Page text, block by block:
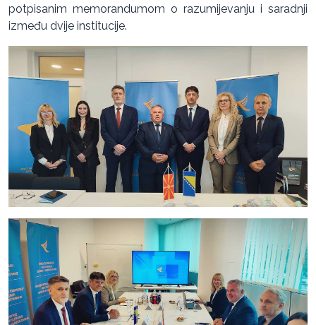
potpisanim memorandumom o razumijevanju i saradnji
između dvije institucije.